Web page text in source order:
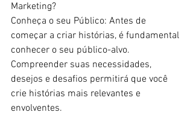
Marketing?
Conheça o seu Público: Antes de
começar a criar histórias, é fundamental
conhecer o seu público-alvo.
Compreender suas necessidades,
desejos e desafios permitirá que você
crie histórias mais relevantes e
envolventes.